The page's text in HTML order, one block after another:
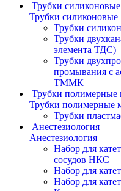
Трубки силиконовые
Трубки силиконовые
Трубки
Трубки
элемента ТДС)
Трубки
промывания с
ТММК
Трубки полимерные
Трубки полимерные
Трубки
Анестезиология
Анестезиология
Набор для
сосудов НКС
Набор для
Набор для